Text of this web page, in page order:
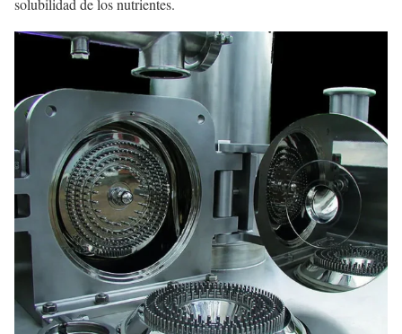
solubilidad de los nutrientes.